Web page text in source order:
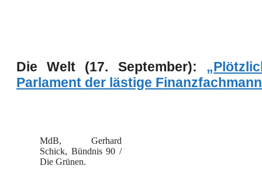
Die Welt (17. September):
Parlament der lästige
MdB, Gerhard
Schick, Bündnis 90 /
Die Grünen.